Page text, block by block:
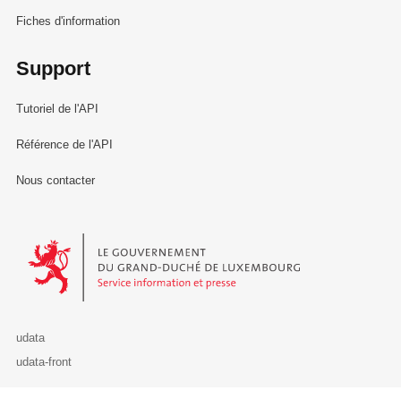
Fiches d'information
Support
Tutoriel de l'API
Référence de l'API
Nous contacter
Le Gouvernement du Grand-Duché de Luxembourg - Service
udata
udata-front